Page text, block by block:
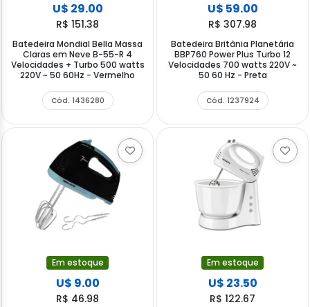
U$ 29.00
R$ 151.38
Batedeira Mondial Bella Massa
Claras em Neve B-55-R 4
Velocidades + Turbo 500 watts
220V ~ 50 60Hz - Vermelho
Cód. 1436280
U$ 59.00
R$ 307.98
Batedeira Britânia Planetária
BBP760 Power Plus Turbo 12
Velocidades 700 watts 220V ~
50 60 Hz - Preta
Cód. 1237924
Em estoque
U$ 9.00
R$ 46.98
Em estoque
U$ 23.50
R$ 122.67